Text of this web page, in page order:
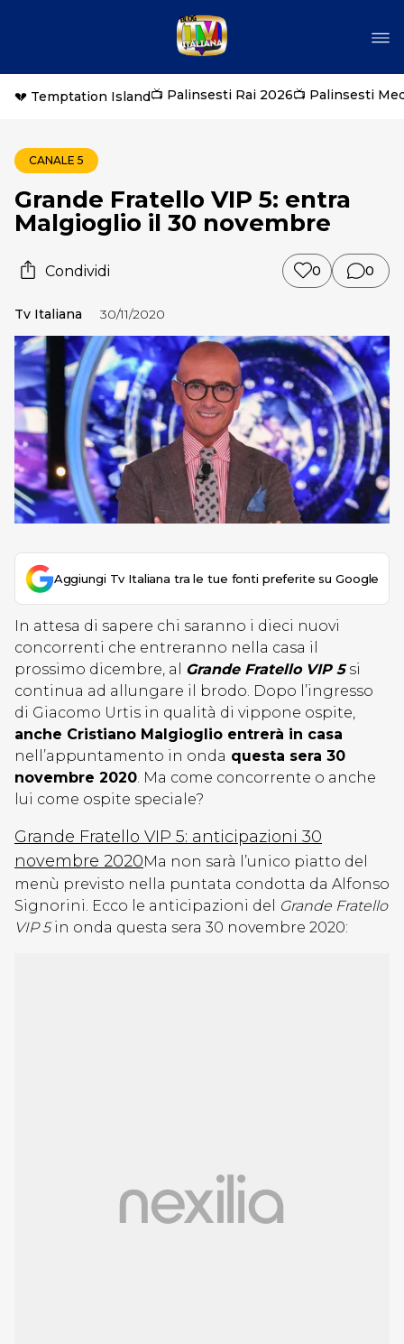
💔 Temptation Island📺 Palinsesti Rai 2026📺 Palinsesti
CANALE 5
Grande Fratello VIP 5: entra
Malgioglio il 30 novembre
Condividi 0 0
Tv Italiana 30/11/2020
Aggiungi Tv Italiana tra le tue fonti preferite su Google
In attesa di sapere chi saranno i dieci nuovi
concorrenti che entreranno nella casa il
prossimo dicembre, al Grande Fratello VIP 5si
continua ad allungare il brodo. Dopo l’ingresso
di Giacomo Urtis in qualità di vippone ospite,
anche Cristiano Malgioglio entrerà in casa
nell’appuntamento in onda questa sera 30
novembre 2020. Ma come concorrente o anche
lui come ospite speciale?
Grande Fratello VIP 5: anticipazioni 30
novembre 2020Ma non sarà l’unico piatto del
menù previsto nella puntata condotta da Alfonso
Signorini. Ecco le anticipazioni del
Grande Fratello
VIP 5in onda questa sera 30 novembre 2020: